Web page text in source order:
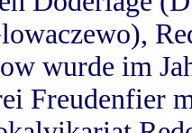
wurde im
Freudenfier